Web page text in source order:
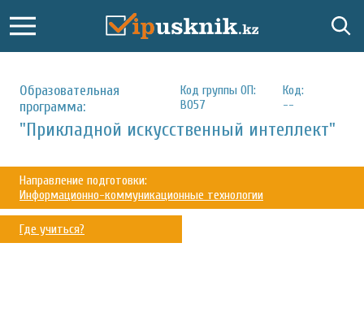
Образовательная
программа:
Код группы ОП:
В057
Код:
--
"Прикладной искусственный интеллект"
Направление подготовки:
Информационно-коммуникационные технологии
Где учиться?